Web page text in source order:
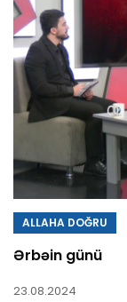
ALLAHA DOĞRU
Ərbəin günü
23.08.2024